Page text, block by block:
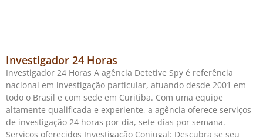
Investigador 24 Horas
Investigador 24 Horas A agência Detetive Spy é referência
nacional em investigação particular, atuando desde 2001 em
todo o Brasil e com sede em Curitiba. Com uma equipe
altamente qualificada e experiente, a agência oferece serviços
de investigação 24 horas por dia, sete dias por semana.
Serviços oferecidos Investigação Conjugal: Descubra se seu